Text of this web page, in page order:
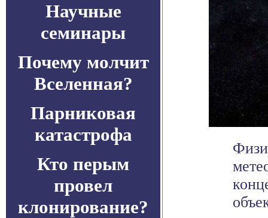
Научные
семинары
Почему молчит
Вселенная?
Парниковая
катастрофа
Кто перым
провел
клонирование?